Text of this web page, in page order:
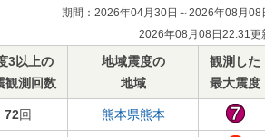
期間：2026年04月30日～2026年08月08
2026年08月08日22:31更
3以上の
観測回数
地域震度の
地域
観測した
最大震度
72回 熊本県熊本